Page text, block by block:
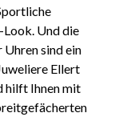
Look. Und die
sind ein
Ellert
hilft Ihnen mit